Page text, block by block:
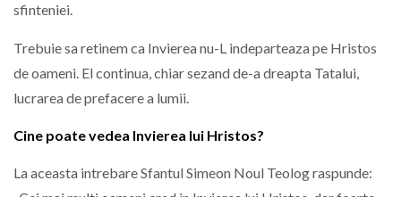
sfinteniei.
Trebuie sa retinem ca Invierea nu-L indeparteaza pe Hristos
de oameni. El continua, chiar sezand de-a dreapta Tatalui,
lucrarea de prefacere a lumii.
Cine poate vedea Invierea lui Hristos?
La aceasta intrebare Sfantul Simeon Noul Teolog raspunde: